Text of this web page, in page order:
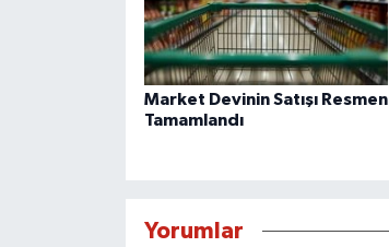
Market Devinin Satışı Resmen
Tamamlandı
Yorumlar